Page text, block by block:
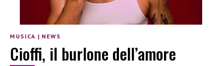
MUSICA | NEWS
Cioffi, il burlone dell’amore